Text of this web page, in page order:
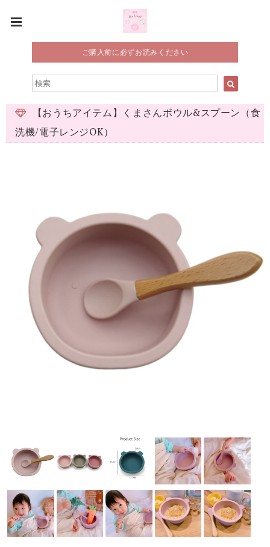
ご購入前に必ずお読みください
【おうちアイテム】くまさんボウル&スプーン（食
洗機/電子レンジOK）